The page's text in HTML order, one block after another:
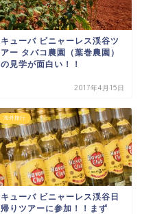
キューバ ビニャーレス渓谷ツ
アー タバコ農園（葉巻農園）
の見学が面白い！！
2017年4月15日
海外旅行
キューバ ビニャーレス渓谷日
帰りツアーに参加！！まず